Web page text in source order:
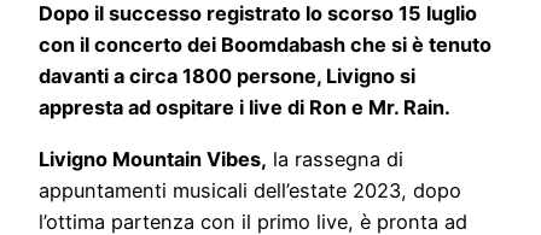
Dopo il successo registrato lo scorso 15 luglio
con il concerto dei Boomdabash che si è tenuto
davanti a circa 1800 persone, Livigno si
appresta ad ospitare i live di Ron e Mr. Rain.
Livigno Mountain Vibes, la rassegna di
appuntamenti musicali dell’estate 2023, dopo
l’ottima partenza con il primo live, è pronta ad